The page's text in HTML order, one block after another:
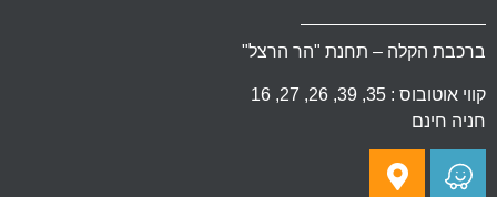
ברכבת הקלה – תחנת "הר הרצל"
קווי אוטובוס : 35, 39, 26, 27, 16
חניה חינם